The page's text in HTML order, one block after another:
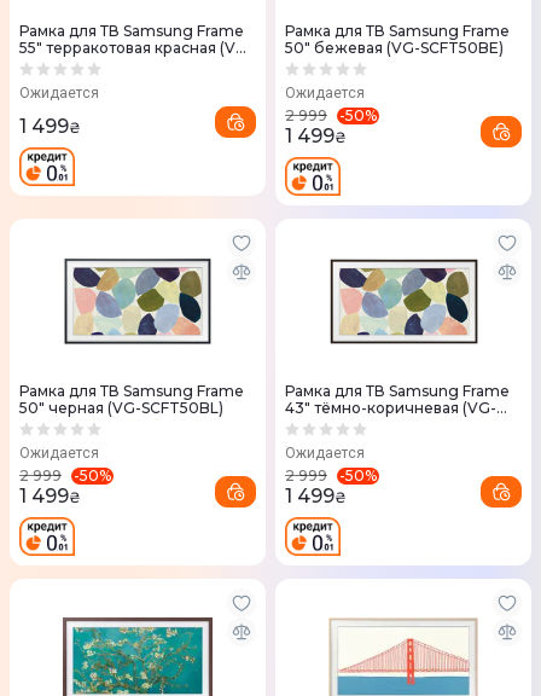
Рамка для ТВ Samsung Frame
55" терракотовая красная (VG-
SCFA55TRCRU)
Ожидается
1 499₴
Рамка для ТВ Samsung Frame
50" бежевая (VG-SCFT50BE)
Ожидается
2 999 -50%
1 499₴
Рамка для ТВ Samsung Frame
50" черная (VG-SCFT50BL)
Ожидается
2 999 -50%
1 499₴
Рамка для ТВ Samsung Frame
43" тёмно-коричневая (VG-
SCFT43BW)
Ожидается
2 999 -50%
1 499₴